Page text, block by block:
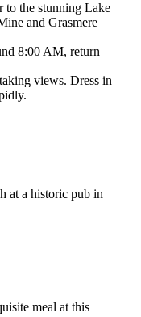
to the stunning Lake
and Grasmere
8:00 AM, return
views. Dress in
at a historic pub in
meal at this